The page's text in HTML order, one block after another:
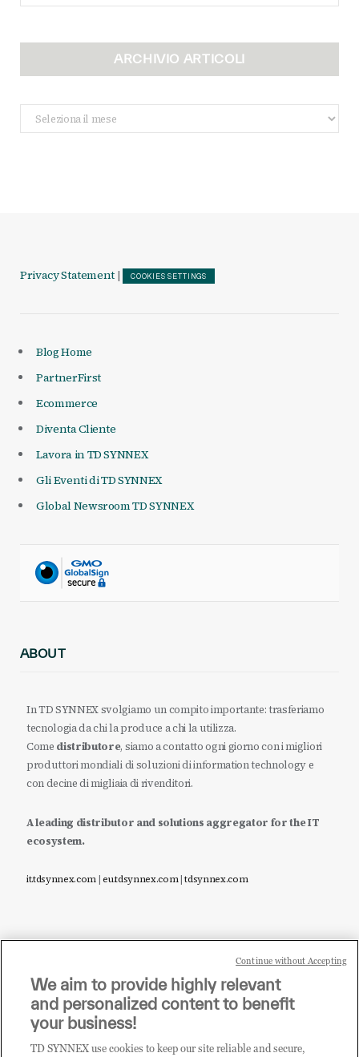
ARCHIVIO ARTICOLI
Archivio
Articoli
Privacy Statement | COOKIES SETTINGS
Blog Home
PartnerFirst
Ecommerce
Diventa Cliente
Lavora in TD SYNNEX
Gli Eventi di TD SYNNEX
Global Newsroom TD SYNNEX
ABOUT
In TD SYNNEX svolgiamo un compito importante: trasferiamo
tecnologia da chi la produce a chi la utilizza.
Come distributore, siamo a contatto ogni giorno con i migliori
produttori mondiali di soluzioni di information technology e
con decine di migliaia di rivenditori.
A leading distributor and solutions aggregator for the IT
ecosystem.
it.tdsynnex.com|eu.tdsynnex.com|tdsynnex.com
Sei un rivenditore di tecnologia e desideri acquistare
i prodotti o le soluzioni trattate sul blog?
CLICCA QUI E DIVENTA
CLIENTE TD SYNNEX
We aim to provide highly relevant
and personalized content to benefit
your business!
TD SYNNEX use cookies to keep our site reliable and secure,
Continue without Accepting